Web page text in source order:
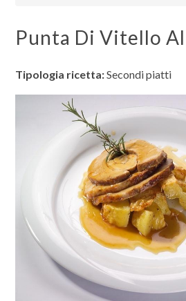
Punta Di Vitello
Tipologia ricetta:Secondi piatti